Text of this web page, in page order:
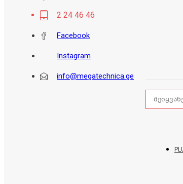
2 24 46 46
Facebook
Instagram
info@megatechnica.ge